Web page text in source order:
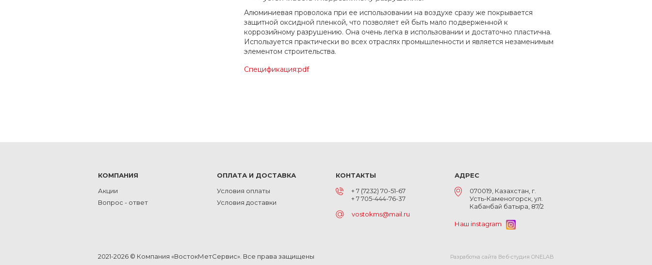
Алюминиевая проволока при ее использовании на воздухе сразу же покрывается
защитной оксидной пленкой, что позволяет ей быть мало подверженной к
коррозийному разрушению. Она очень легка в использовании и достаточно пластична.
Используется практически во всех отраслях промышленности и является незаменимым
элементом строительства.
Спецификация:pdf
КОМПАНИЯ
Акции
Вопрос - ответ
ОПЛАТА И ДОСТАВКА
Условия оплаты
Условия доставки
КОНТАКТЫ
+ 7 (7232) 70-51-67
+ 7 705-444-76-37
vostokms@mail.ru
АДРЕС
070019, Казахстан, г.
Усть-Каменогорск, ул.
Кабанбай батыра, 87/2
Наш instagram
2021-2026 © Компания «ВостокМетСервис». Все права защищены Разработка сайта Веб-студия ONELAB